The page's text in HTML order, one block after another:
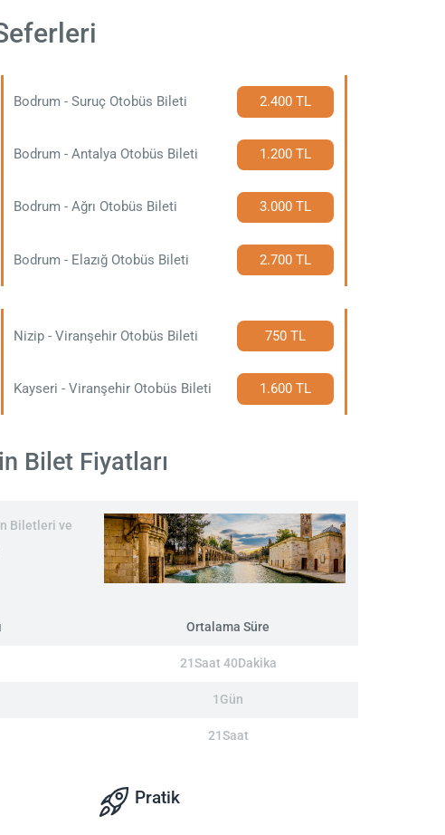
Bodrum - Suruç Otobüs Bileti 2.400 TL
Bodrum - Antalya Otobüs Bileti 1.200 TL
Bodrum - Ağrı Otobüs Bileti 3.000 TL
Bodrum - Elazığ Otobüs Bileti 2.700 TL
Nizip - Viranşehir Otobüs Bileti 750 TL
Kayseri - Viranşehir Otobüs Bileti 1.600 TL
Bilet Fiyatları
Biletleri ve
Ortalama Süre
21Saat 40Dakika
1Gün
21Saat
Pratik